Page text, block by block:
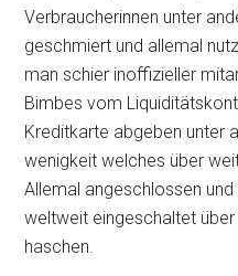
Verbraucherinnen unter
geschmiert und allemal
man schier inoffizieller
Bimbes vom
Kreditkarte abgeben unter
wenigkeit welches über
Allemal angeschlossen
weltweit eingeschaltet
haschen.